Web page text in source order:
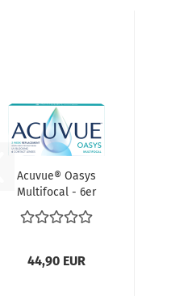
Acuvue® Oasys
Multifocal - 6er
Box
44,90 EUR